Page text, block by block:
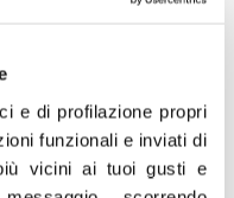
e di profilazione propri
funzionali e inviati di
vicini ai tuoi gusti e
dall’utilizzo del
situazione del sistema
inoltre, che non vi
con date di stato
sono indicati